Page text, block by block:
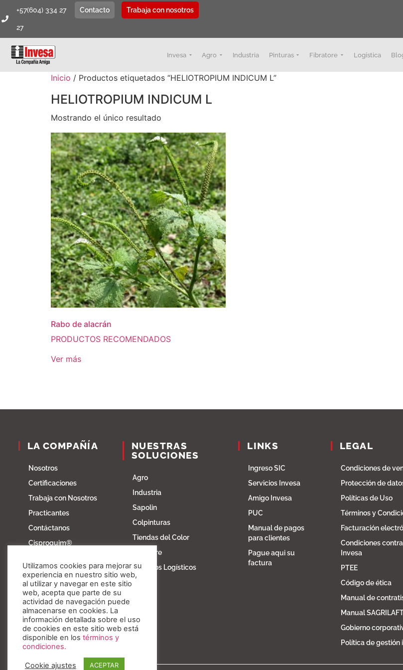
+57(604) 334 27
27
Contacto Trabaja con nosotros
Invesa Agro Industria Pinturas Fibratore Logística
Inicio / Productos etiquetados “HELIOTROPIUM INDICUM L”
HELIOTROPIUM INDICUM L
Mostrando el único resultado
Rabo de alacrán
PRODUCTOS RECOMENDADOS
Ver más
LA COMPAÑÍA
Nosotros
Certificaciones
Trabaja con Nosotros
Practicantes
Contáctanos
Cisproquim®
Blog
Fundación Invesa
Nuestros valores
NUESTRAS
SOLUCIONES
Agro
Industria
Sapolin
Colpinturas
Tiendas del Color
Fibratore
Servicios Logísticos
LINKS
Ingreso SIC
Servicios Invesa
Amigo Invesa
PUC
Manual de pagos
para clientes
Pague aqui su
factura
LEGAL
Condiciones de
Protección de
Políticas de Uso
Términos y
Facturación
Condiciones
Invesa
PTEE
Código de ética
Manual de
Manual
Gobierno
Política de gestión
Utilizamos cookies para mejorar su
experiencia en nuestro sitio web,
al utilizar y navegar en este sitio
web, acepta que parte de su
actividad de navegación puede
almacenarse en cookies. La
información detallada sobre el uso
de cookies en este sitio web está
disponible en los términos y
condiciones.
Cookie ajustes ACEPTAR